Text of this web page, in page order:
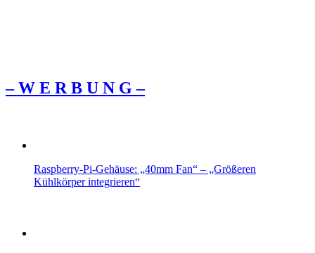
– W Ε R Β U Ν G –
Raspberry-Pi-Gehäuse: „40mm Fan“ – „Größeren
Kühlkörper integrieren“